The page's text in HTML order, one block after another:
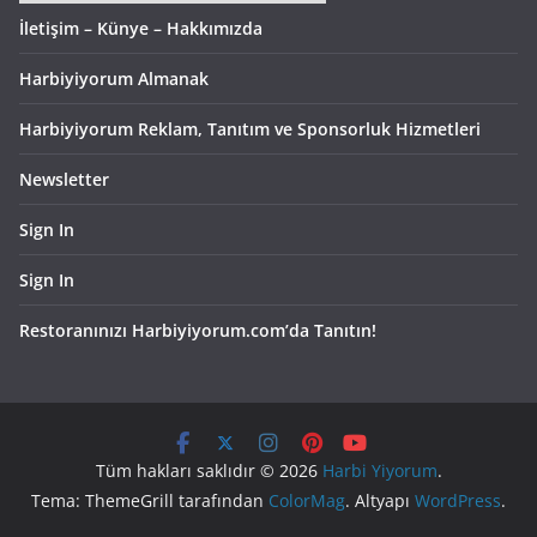
İletişim – Künye – Hakkımızda
Harbiyiyorum Almanak
Harbiyiyorum Reklam, Tanıtım ve Sponsorluk Hizmetleri
Newsletter
Sign In
Sign In
Restoranınızı Harbiyiyorum.com’da Tanıtın!
Tüm hakları saklıdır © 2026 Harbi Yiyorum.
Tema: ThemeGrill tarafından ColorMag. Altyapı WordPress.